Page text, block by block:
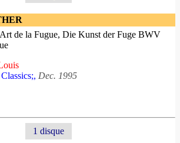
de la Fugue, Die Kunst der Fuge BWV
Dec. 1995
1 disque